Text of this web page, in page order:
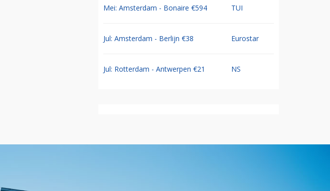
Mei: Amsterdam - Bonaire €594 TUI
Jul: Amsterdam - Berlijn €38 Eurostar
Jul: Rotterdam - Antwerpen €21 NS